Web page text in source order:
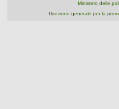
Ministero delle
Direzione generale per la